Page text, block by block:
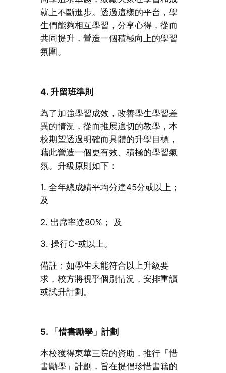
就上不斷進步。透過這樣的平台，學
生們能夠相互學習，分享心得，從而
共同提升，營造一個積極向上的學習
氛圍。
4. 升留班準則
為了加強學習成效，改善學生學習差
異的情況，從而推展適切的教學，本
校期望透過明確而具體的升學目標，
藉此營造一個更有效、積極的學習氣
氛。升級原則如下：
1. 全年總成績平均分達45分或以上；
及
2. 出席率達80%； 及
3. 操行C-或以上。
備註﹕如學生未能符合以上升級要
求，校方將視乎個別情況，安排重讀
或試升計劃。
5. 「惜書勵學」計劃
本校獲得東華三院的資助，推行「惜
書勵學」計劃，旨在提倡珍惜書籍的